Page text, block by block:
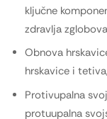
ključne
zdravlja
Obnova
hrskavice i
Protivupalna
protuupalna